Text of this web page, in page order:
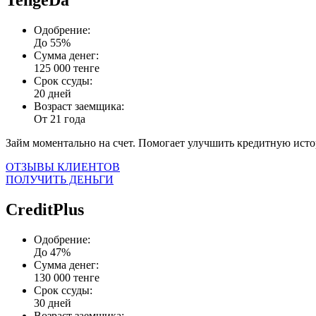
Одобрение:
До 55%
Сумма денег:
125 000 тенге
Срок ссуды:
20 дней
Возраст заемщика:
От 21 года
Займ моментально на счет. Помогает улучшить кредитную
ОТЗЫВЫ КЛИЕНТОВ
ПОЛУЧИТЬ ДЕНЬГИ
CreditPlus
Одобрение:
До 47%
Сумма денег:
130 000 тенге
Срок ссуды:
30 дней